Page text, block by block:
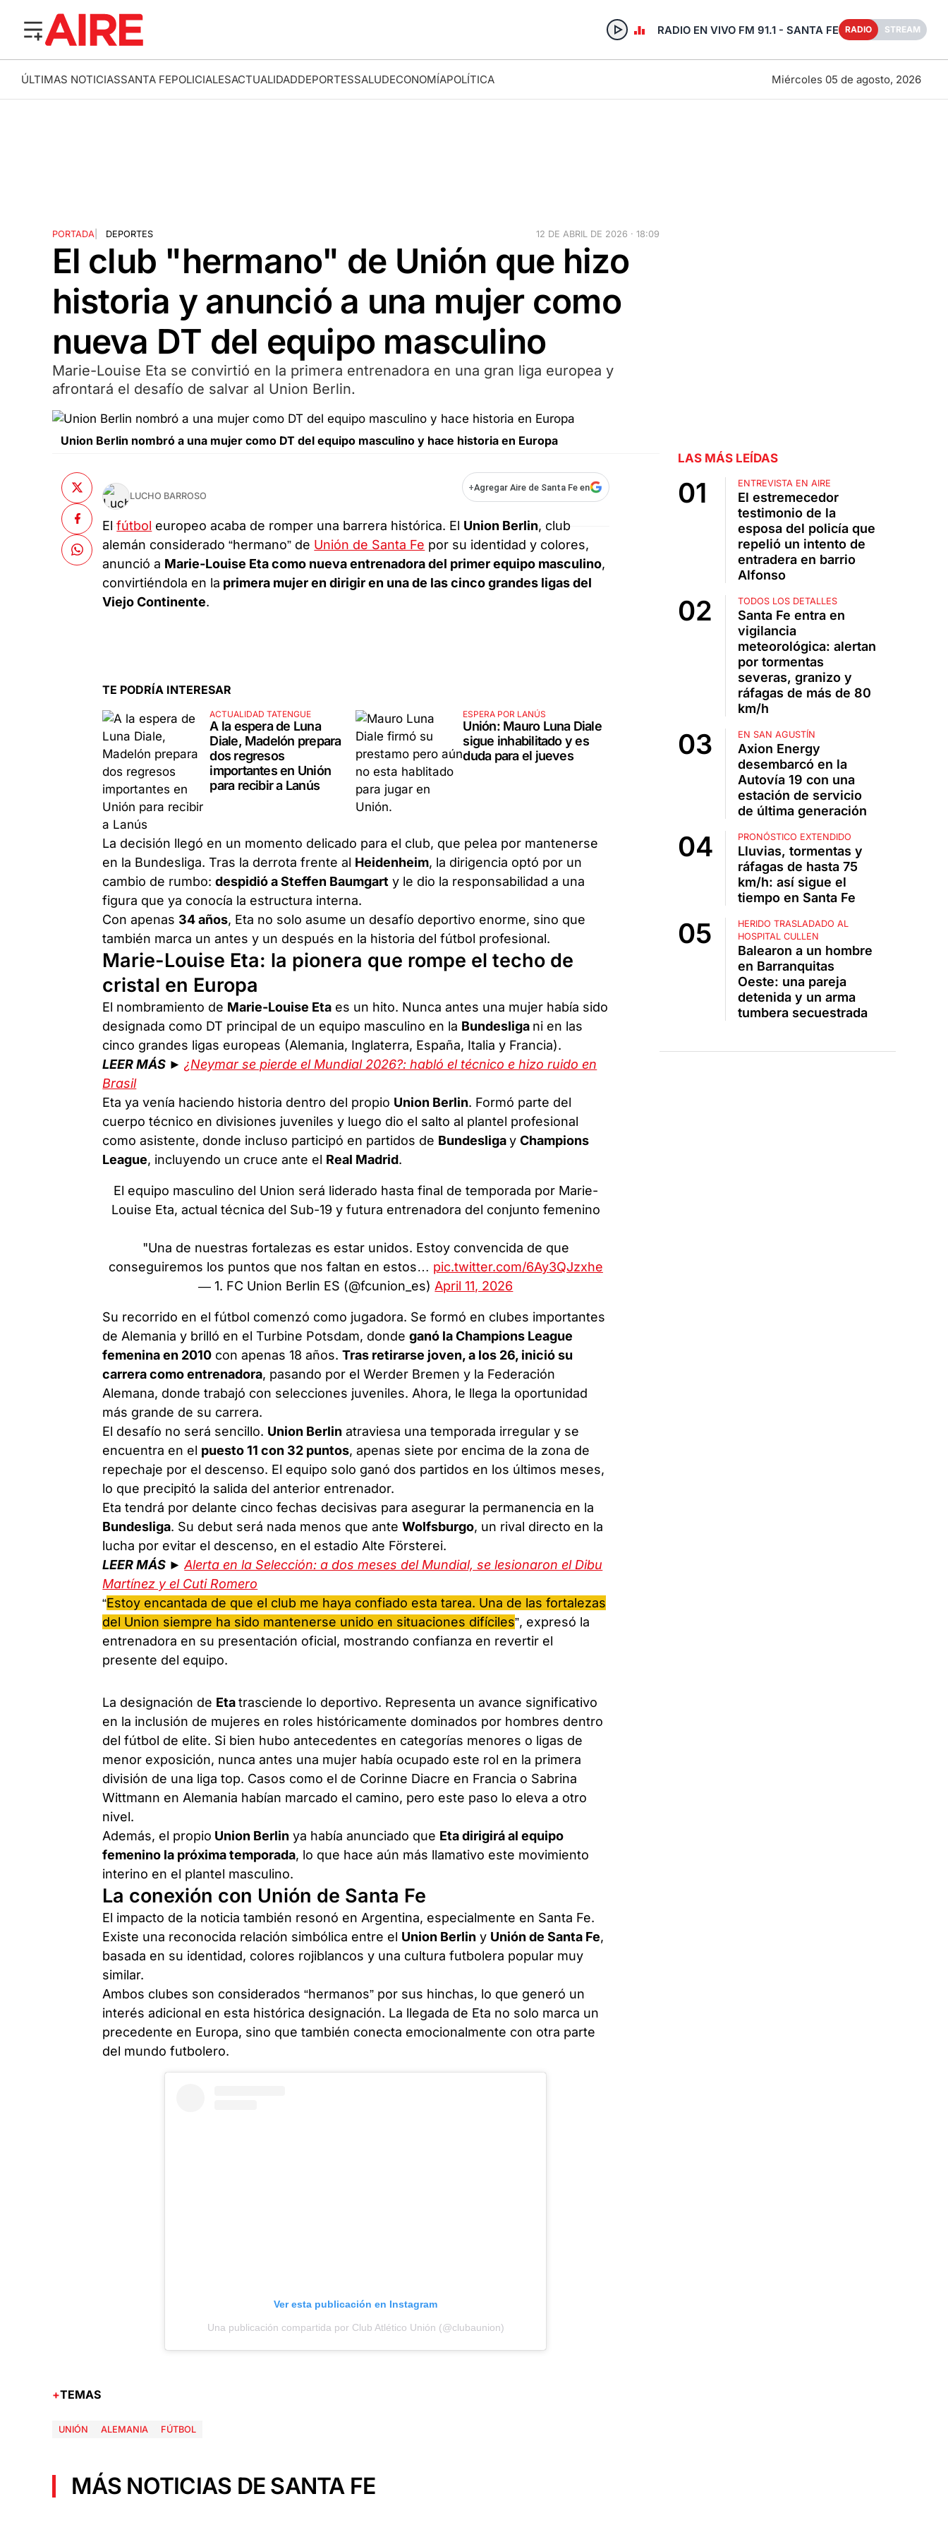
RADIO EN VIVO FM 91.1 - SANTA FE RADIO STREAM
ÚLTIMAS NOTICIASSANTA FEPOLICIALESACTUALIDADDEPORTESSALUDECONOMÍAPOLÍTICA Miércoles 05 de agosto, 2026
PORTADA| DEPORTES 12 DE ABRIL DE 2026 · 18:09
El club "hermano" de Unión que hizo
historia y anunció a una mujer como
nueva DT del equipo masculino
Marie-Louise Eta se convirtió en la primera entrenadora en una gran liga europea y
afrontará el desafío de salvar al Union Berlin.
Union Berlin nombró a una mujer como DT del equipo masculino y hace historia en Europa
LUCHO BARROSO
+Agregar Aire de Santa Fe en
Elfútbol europeo acaba de romper una barrera histórica. El Union Berlin, club
alemán considerado “hermano” de Unión de Santa Fe por su identidad y colores,
anunció a Marie-Louise Eta como nueva entrenadora del primer equipo masculino,
convirtiéndola en la primera mujer en dirigir en una de las cinco grandes ligas del
Viejo Continente.
TE PODRÍA INTERESAR
ACTUALIDAD TATENGUE
A la espera de Luna
Diale, Madelón prepara
dos regresos
importantes en Unión
para recibir a Lanús
ESPERA POR LANÚS
Unión: Mauro Luna Diale
sigue inhabilitado y es
duda para el jueves
La decisión llegó en un momento delicado para el club, que pelea por mantenerse
en la Bundesliga. Tras la derrota frente al Heidenheim, la dirigencia optó por un
cambio de rumbo:despidió a Steffen Baumgart y le dio la responsabilidad a una
figura que ya conocía la estructura interna.
Con apenas 34 años, Eta no solo asume un desafío deportivo enorme, sino que
también marca un antes y un después en la historia del fútbol profesional.
Marie-Louise Eta: la pionera que rompe el techo de
cristal en Europa
El nombramiento de Marie-Louise Eta es un hito. Nunca antes una mujer había sido
designada como DT principal de un equipo masculino en la Bundesliga ni en las
cinco grandes ligas europeas (Alemania, Inglaterra, España, Italia y Francia).
LEER MÁS ►¿Neymar se pierde el Mundial 2026?: habló el técnico e hizo ruido en
Brasil
Eta ya venía haciendo historia dentro del propio Union Berlin. Formó parte del
cuerpo técnico en divisiones juveniles y luego dio el salto al plantel profesional
como asistente, donde incluso participó en partidos de BundesligayChampions
League, incluyendo un cruce ante el Real Madrid.
El equipo masculino del Union será liderado hasta final de temporada por Marie-
Louise Eta, actual técnica del Sub-19 y futura entrenadora del conjunto femenino
"Una de nuestras fortalezas es estar unidos. Estoy convencida de que
conseguiremos los puntos que nos faltan en estos… pic.twitter.com/6Ay3QJzxhe
— 1. FC Union Berlin ES (@fcunion_es) April 11, 2026
Su recorrido en el fútbol comenzó como jugadora. Se formó en clubes importantes
de Alemania y brilló en el Turbine Potsdam, dondeganó la Champions League
femenina en 2010 con apenas 18 años.Tras retirarse joven, a los 26, inició su
carrera como entrenadora, pasando por el Werder Bremen y la Federación
Alemana, donde trabajó con selecciones juveniles. Ahora, le llega la oportunidad
más grande de su carrera.
El desafío no será sencillo. Union Berlin atraviesa una temporada irregular y se
encuentra en el puesto 11 con 32 puntos, apenas siete por encima de la zona de
repechaje por el descenso. El equipo solo ganó dos partidos en los últimos meses,
lo que precipitó la salida del anterior entrenador.
Eta tendrá por delante cinco fechas decisivas para asegurar la permanencia en la
Bundesliga. Su debut será nada menos que anteWolfsburgo, un rival directo en la
lucha por evitar el descenso, en el estadio Alte Försterei.
LEER MÁS ►Alerta en la Selección: a dos meses del Mundial, se lesionaron el Dibu
Martínez y el Cuti Romero
“Estoy encantada de que el club me haya confiado esta tarea. Una de las fortalezas
del Union siempre ha sido mantenerse unido en situaciones difíciles”, expresó la
entrenadora en su presentación oficial, mostrando confianza en revertir el
presente del equipo.
La designación de Etatrasciende lo deportivo. Representa un avance significativo
en la inclusión de mujeres en roles históricamente dominados por hombres dentro
del fútbol de elite. Si bien hubo antecedentes en categorías menores o ligas de
menor exposición, nunca antes una mujer había ocupado este rol en la primera
división de una liga top. Casos como el de Corinne Diacre en Francia o Sabrina
Wittmann en Alemania habían marcado el camino, pero este paso lo eleva a otro
nivel.
Además, el propio Union Berlin ya había anunciado que Eta dirigirá al equipo
femenino la próxima temporada, lo que hace aún más llamativo este movimiento
interino en el plantel masculino.
La conexión con Unión de Santa Fe
El impacto de la noticia también resonó en Argentina, especialmente en Santa Fe.
Existe una reconocida relación simbólica entre el Union Berlin y Unión de Santa Fe,
basada en su identidad, colores rojiblancos y una cultura futbolera popular muy
similar.
Ambos clubes son considerados “hermanos” por sus hinchas, lo que generó un
interés adicional en esta histórica designación. La llegada de Eta no solo marca un
precedente en Europa, sino que también conecta emocionalmente con otra parte
del mundo futbolero.
Ver esta publicación en Instagram
Una publicación compartida por Club Atlético Unión (@clubaunion)
LAS MÁS LEÍDAS
ENTREVISTA EN AIRE
El estremecedor
testimonio de la
esposa del policía que
repelió un intento de
entradera en barrio
Alfonso
TODOS LOS DETALLES
Santa Fe entra en
vigilancia
meteorológica: alertan
por tormentas
severas, granizo y
ráfagas de más de 80
km/h
EN SAN AGUSTÍN
Axion Energy
desembarcó en la
Autovía 19 con una
estación de servicio
de última generación
PRONÓSTICO EXTENDIDO
Lluvias, tormentas y
ráfagas de hasta 75
km/h: así sigue el
tiempo en Santa Fe
HERIDO TRASLADADO AL
HOSPITAL CULLEN
Balearon a un hombre
en Barranquitas
Oeste: una pareja
detenida y un arma
tumbera secuestrada
TEMAS
UNIÓN ALEMANIA FÚTBOL
MÁS NOTICIAS DE SANTA FE